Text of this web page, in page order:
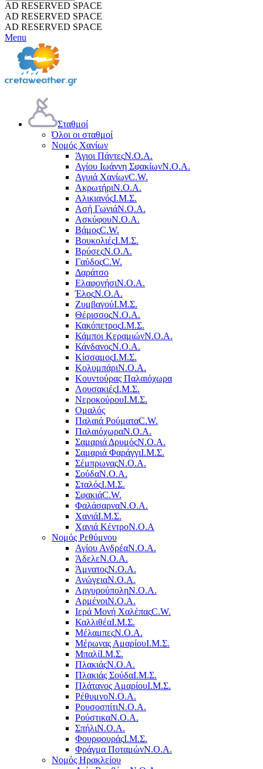
AD RESERVED SPACE
AD RESERVED SPACE
AD RESERVED SPACE
Menu
Σταθμοί
Όλοι οι σταθμοί
Νομός Χανίων
Άγιοι ΠάντεςΝ.Ο.Α.
Αγίου Ιωάννη ΣφακίωνΝ.Ο.Α.
Αγυιά ΧανίωνC.W.
ΑκρωτήριΝ.Ο.Α.
ΑλικιανόςΙ.Μ.Σ.
Ασή ΓωνιάΝ.Ο.Α.
ΑσκύφουΝ.Ο.Α.
ΒάμοςC.W.
ΒουκολιέςΙ.Μ.Σ.
ΒρύσεςΝ.Ο.Α.
ΓαύδοςC.W.
Δαράτσο
ΕλαφονήσιΝ.Ο.Α.
ΈλοςΝ.Ο.Α.
ΖυμβαγούΙ.Μ.Σ.
ΘέρισσοςΝ.Ο.Α.
ΚακόπετροςΙ.Μ.Σ.
Κάμποι ΚεραμιώνΝ.Ο.Α.
ΚάνδανοςΝ.Ο.Α.
ΚίσσαμοςΙ.Μ.Σ.
ΚολυμπάριΝ.Ο.Α.
Κουντούρας Παλαιόχωρα
ΛουσακιέςΙ.Μ.Σ.
ΝεροκούρουΙ.Μ.Σ.
Ομαλός
Παλαιά ΡούματαC.W.
ΠαλαιόχωραΝ.Ο.Α.
Σαμαριά ΔρυμόςΝ.Ο.Α.
Σαμαριά ΦαράγγιΙ.Μ.Σ.
ΣέμπρωναςΝ.Ο.Α.
ΣούδαΝ.Ο.Α.
ΣταλόςΙ.Μ.Σ.
ΣφακιάC.W.
ΦαλάσαρναΝ.Ο.Α.
ΧανιάΙ.Μ.Σ.
Χανιά ΚέντροN.O.A
Νομός Ρεθύμνου
Αγίου ΑνδρέαΝ.Ο.Α.
ΆδελεΝ.Ο.Α.
ΆμνατοςΝ.Ο.Α.
ΑνώγειαΝ.Ο.Α.
ΑργυρούποληΝ.Ο.Α.
ΑρμένοιΝ.Ο.Α.
Ιερά Μονή ΧαλέπαςC.W.
ΚαλλιθέαΙ.Μ.Σ.
ΜέλαμπεςΝ.Ο.Α.
Μέρωνας ΑμαρίουΙ.Μ.Σ.
ΜπαλίΙ.Μ.Σ.
ΠλακιάςΝ.Ο.Α.
Πλακιάς ΣούδαΙ.Μ.Σ.
Πλάτανος ΑμαρίουΙ.Μ.Σ.
ΡέθυμνοΝ.Ο.Α.
ΡουσοσπίτιΝ.Ο.Α.
ΡούστικαΝ.Ο.Α.
ΣπήλιΝ.Ο.Α.
ΦουρφουράςΙ.Μ.Σ.
Φράγμα ΠοταμώνΝ.Ο.Α.
Νομός Ηρακλείου